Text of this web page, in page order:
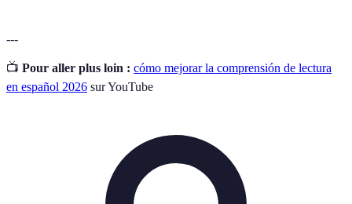
---
📺 Pour aller plus loin : cómo mejorar la comprensión de lectura
en español 2026 sur YouTube